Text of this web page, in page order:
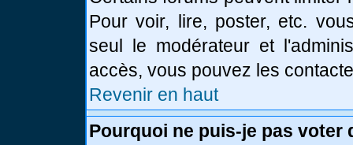
Pour voir, lire, poster, etc.
seul le modérateur et
accès, vous pouvez les
Revenir en haut
Pourquoi ne puis-je pas voter